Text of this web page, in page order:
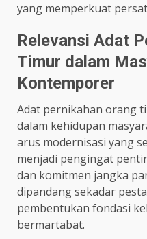
yang memperkuat
Relevansi Adat
Timur dalam
Kontemporer
Adat pernikahan orang
dalam kehidupan
arus modernisasi yang
menjadi pengingat
dan komitmen jangka
dipandang sekadar
pembentukan fondasi
bermartabat.